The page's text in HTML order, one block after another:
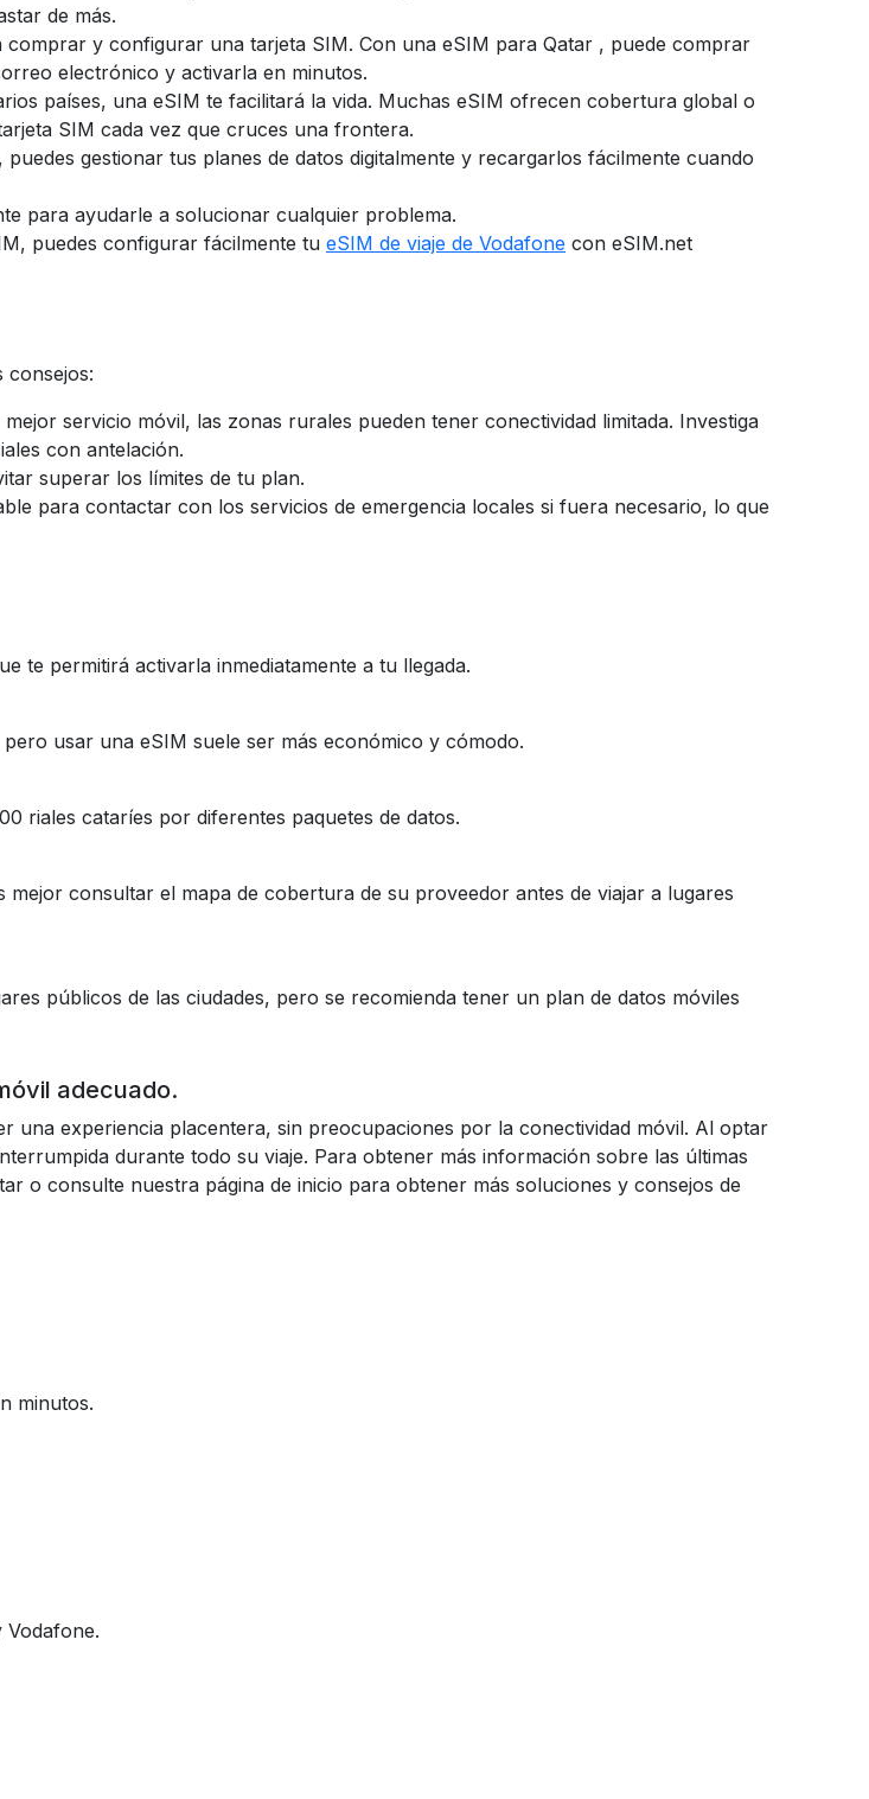
de más.
comprar y configurar una tarjeta SIM. Con una eSIM para Qatar , puede comprar
electrónico y activarla en minutos.
países, una eSIM te facilitará la vida. Muchas eSIM ofrecen cobertura global o
SIM cada vez que cruces una frontera.
gestionar tus planes de datos digitalmente y recargarlos fácilmente cuando
para ayudarle a solucionar cualquier problema.
puedes configurar fácilmente tu eSIM de viaje de Vodafone con eSIM.net
consejos:
servicio móvil, las zonas rurales pueden tener conectividad limitada. Investiga
con antelación.
superar los límites de tu plan.
para contactar con los servicios de emergencia locales si fuera necesario, lo que
te permitirá activarla inmediatamente a tu llegada.
usar una eSIM suele ser más económico y cómodo.
riales cataríes por diferentes paquetes de datos.
consultar el mapa de cobertura de su proveedor antes de viajar a lugares
públicos de las ciudades, pero se recomienda tener un plan de datos móviles
adecuado.
una experiencia placentera, sin preocupaciones por la conectividad móvil. Al optar
durante todo su viaje. Para obtener más información sobre las últimas
o consulte nuestra página de inicio para obtener más soluciones y consejos de
minutos.